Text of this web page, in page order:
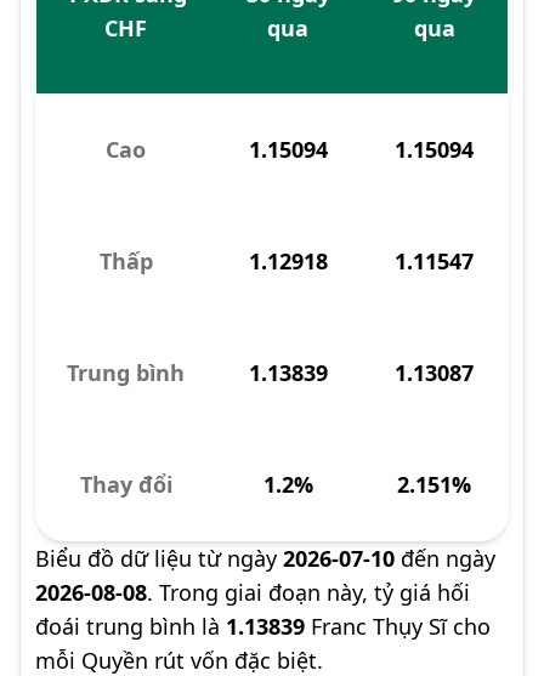
CHF
qua
qua
Cao 1.15094 1.15094
Thấp 1.12918 1.11547
Trung bình 1.13839 1.13087
Thay đổi 1.2% 2.151%
Biểu đồ dữ liệu từ ngày 2026-07-10 đến ngày
2026-08-08. Trong giai đoạn này, tỷ giá hối
đoái trung bình là 1.13839 Franc Thụy Sĩ cho
mỗi Quyền rút vốn đặc biệt.